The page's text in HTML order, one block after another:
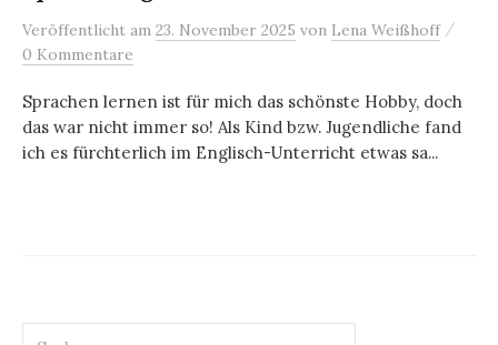
Veröffentlicht am 23. November 2025 von Lena Weißhoff /
0 Kommentare
Sprachen lernen ist für mich das schönste Hobby, doch
das war nicht immer so! Als Kind bzw. Jugendliche fand
ich es fürchterlich im Englisch-Unterricht etwas sa...